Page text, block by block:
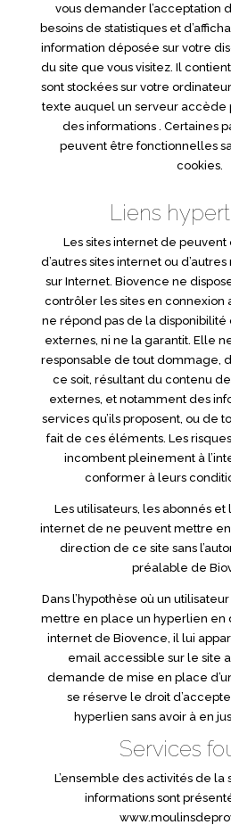
vous demander l’acceptation
besoins de statistiques et
information déposée sur votre
du site que vous visitez. Il
sont stockées sur votre
texte auquel un serveur accède
des informations . Certaines
peuvent être fonctionnelles
cookies.
Liens
Les sites internet de peuvent
d’autres sites internet ou
sur Internet. Biovence ne
contrôler les sites en connexion
ne répond pas de la disponibilité
externes, ni ne la garantit. Elle
responsable de tout dommage,
ce soit, résultant du contenu
externes, et notamment des
services qu’ils proposent, ou de
fait de ces éléments. Les
incombent pleinement à
conformer à leurs
Les utilisateurs, les abonnés et
internet de ne peuvent mettre
direction de ce site sans
préalable de
Dans l’hypothèse où un
mettre en place un hyperlien en
internet de Biovence, il lui
email accessible sur le site
demande de mise en place
se réserve le droit
hyperlien sans avoir à en
Services
L’ensemble des activités de la
informations sont